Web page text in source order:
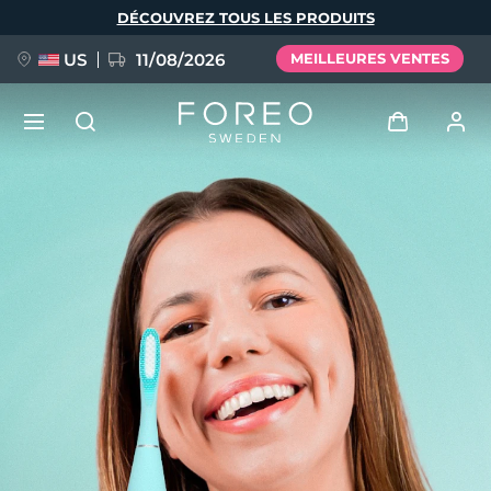
DÉCOUVREZ TOUS LES PRODUITS
US 11/08/2026 MEILLEURES VENTES
Profil de l'utilisateur
Mes appareils
Mes commandes
Mes adresses
Mes abonnements
FAQ™ Pure Beauty-Tech Elixir
BREAKING NEWS
issa™ Teeth Whitening Set
Deutsch
Español
Français
Italiano
Português
Svenska
Русский
简体中文 繁體中文